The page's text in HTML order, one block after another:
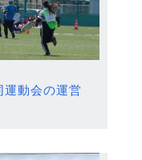
運動会の運営